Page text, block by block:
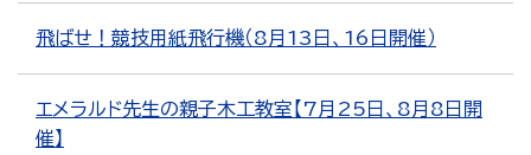
飛ばせ！競技用紙飛行機（8月13日、16日開催）
エメラルド先生の親子木工教室【7月25日、8月8日開
催】